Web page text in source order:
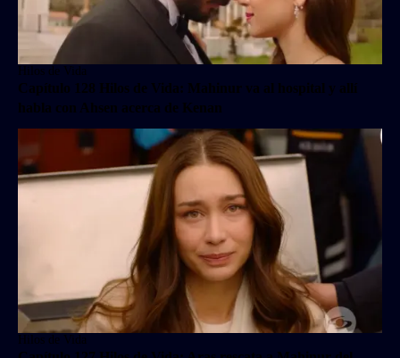
Hilos de Vida
Capítulo 128 Hilos de Vida: Mahinur va al hospital y allí
habla con Ahsen acerca de Kenan
Hilos de Vida